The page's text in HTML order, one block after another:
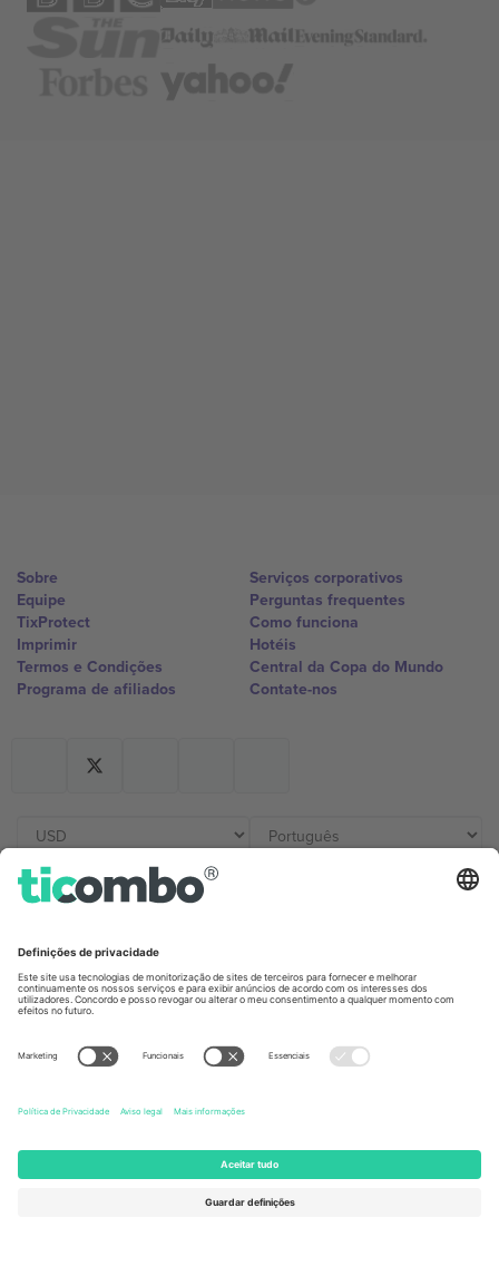
Sobre
Equipe
TixProtect
Imprimir
Termos e Condições
Programa de afiliados
Serviços corporativos
Perguntas frequentes
Como funciona
Hotéis
Central da Copa do Mundo
Contate-nos
Germany
Unter den Linden 24, 10117
Berlin, Germany
167 City Road, London, Greater
131 Continental Dr, Suite 305,